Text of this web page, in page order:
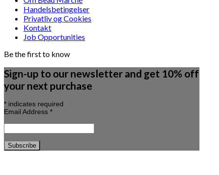
Handelsbetingelser
Privatliv og Cookies
Kontakt
Job Opportunities
Be the first to know
Sign-up to our newsletter and get 10% off
your next purchase
* indicates required
Email Address *